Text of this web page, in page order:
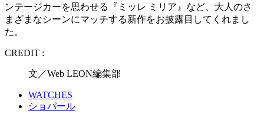
ンテージカーを思わせる『ミッレ ミリア』など、大人のさ
まざまなシーンにマッチする新作をお披露目してくれまし
た。
CREDIT :
文／Web LEON編集部
WATCHES
ショパール